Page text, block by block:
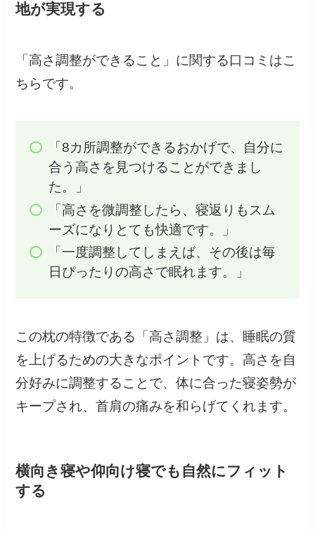
地が実現する
「高さ調整ができること」に関する口コミはこ
ちらです。
「8カ所調整ができるおかげで、自分に
合う高さを見つけることができまし
た。」
「高さを微調整したら、寝返りもスム
ーズになりとても快適です。」
「一度調整してしまえば、その後は毎
日ぴったりの高さで眠れます。」
この枕の特徴である「高さ調整」は、睡眠の質
を上げるための大きなポイントです。高さを自
分好みに調整することで、体に合った寝姿勢が
キープされ、首肩の痛みを和らげてくれます。
横向き寝や仰向け寝でも自然にフィット
する